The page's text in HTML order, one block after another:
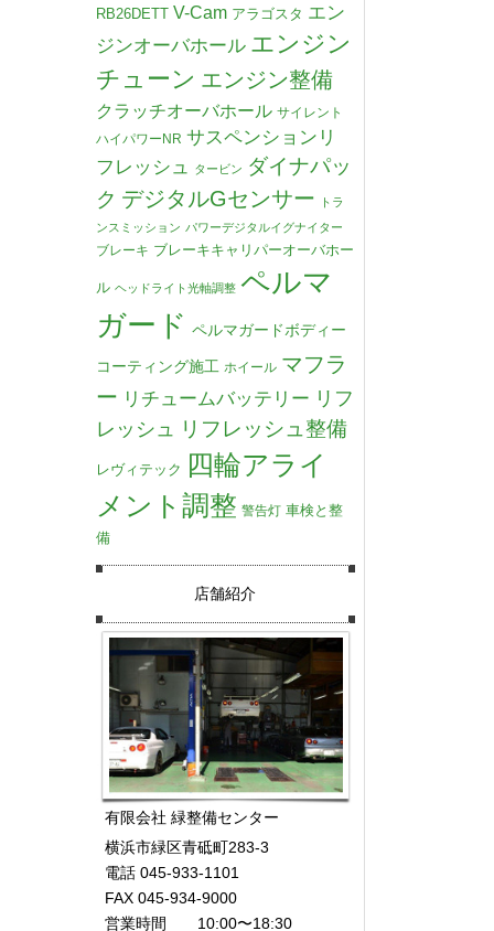
RB26DETT V-Cam アラゴスタ エン
ジンオーバホール エンジン
チューン エンジン整備
クラッチオーバホール サイレント
ハイパワーNR サスペンションリ
フレッシュ
タービン ダイナパッ
ク デジタルGセンサー
トラ
ンスミッション パワーデジタルイグナイター
ブレーキ ブレーキキャリパーオーバホー
ル ヘッドライト光軸調整 ペルマ
ガード ペルマガードボディー
コーティング施工 ホイール マフラ
ー リチュームバッテリー リフ
レッシュ
リフレッシュ整備
レヴィテック 四輪アライ
メント調整 警告灯 車検と整
備
店舗紹介
有限会社 緑整備センター
横浜市緑区青砥町283-3
電話 045-933-1101
FAX 045-934-9000
営業時間 10:00〜18:30